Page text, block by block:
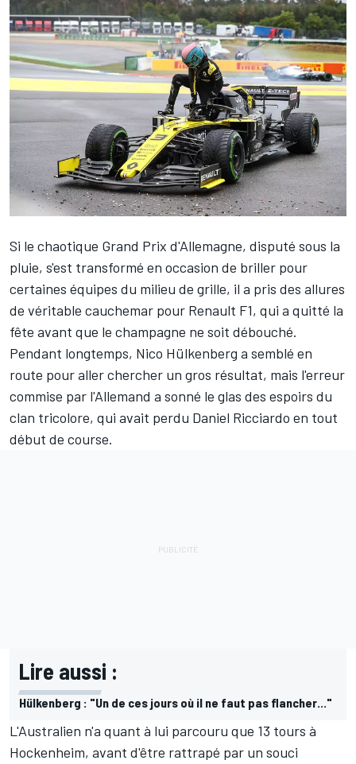
Si le chaotique Grand Prix d'Allemagne, disputé sous la
pluie, s'est transformé en occasion de briller pour
certaines équipes du milieu de grille, il a pris des allures
de véritable cauchemar pour Renault F1, qui a quitté la
fête avant que le champagne ne soit débouché.
Pendant longtemps, Nico Hülkenberg a semblé en
route pour aller chercher un gros résultat, mais l'erreur
commise par l'Allemand a sonné le glas des espoirs du
clan tricolore, qui avait perdu Daniel Ricciardo en tout
début de course.
Lire aussi :
Hülkenberg : "Un de ces jours où il ne faut pas flancher..."
L'Australien n'a quant à lui parcouru que 13 tours à
Hockenheim, avant d'être rattrapé par un souci